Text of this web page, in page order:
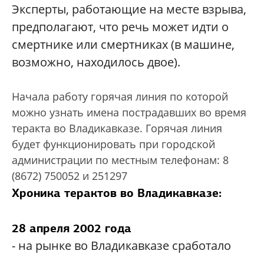
Эксперты, работающие на месте взрыва,
предполагают, что речь может идти о
смертнике или смертниках (в машине,
возможно, находилось двое).
Начала работу горячая линия по которой
можно узнать имена пострадавших во время
теракта во Владикавказе. Горячая линия
будет функционировать при городской
администрации по местным телефонам: 8
(8672) 750052 и 251297
Хроника терактов во Владикавказе:
28 апреля 2002 года
- на рынке во Владикавказе сработало